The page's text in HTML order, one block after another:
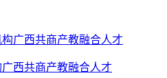
西共商产教融合人才